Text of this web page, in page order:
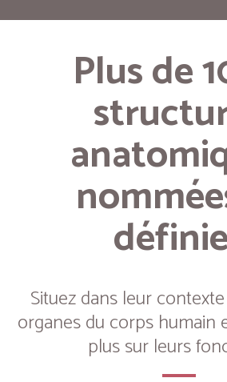
Plus de
Situez dans leur
organes du corps humain
plus sur leurs